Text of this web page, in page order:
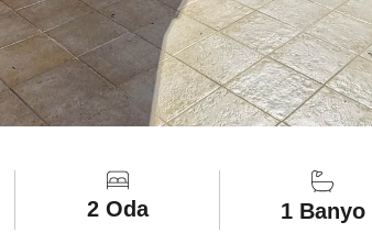
2 Oda 1 Banyo